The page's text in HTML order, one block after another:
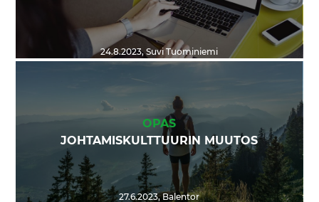
24.8.2023,Suvi Tuominiemi
OPAS
JOHTAMISKULTTUURIN MUUTOS
27.6.2023,Balentor